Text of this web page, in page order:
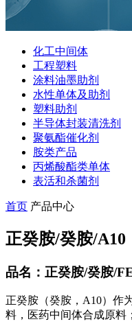
化工中间体
工程塑料
涂料油墨助剂
水性单体及助剂
塑料助剂
半导体封装清洗剂
聚氨酯催化剂
胺类产品
丙烯酸酯类单体
表活和杀菌剂
首页 产品中心
正癸胺/癸胺/A10
品名：正癸胺/癸胺/
正癸胺（癸胺，A10）作
料，医药中间体合成原料